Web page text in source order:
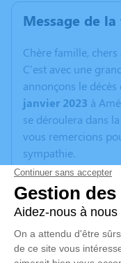
Message de
Chère famille, chers
C'est avec une
annonçons le décès
janvier 2023 à
se déroulera dans
vous remercions
sympathie.
Un service de
disponible ici.